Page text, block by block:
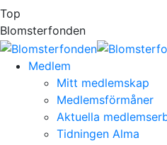
Top
Blomsterfonden
Medlem
Mitt medlemskap
Medlemsförmåner
Aktuella
Tidningen Alma